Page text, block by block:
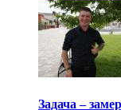
Задача –